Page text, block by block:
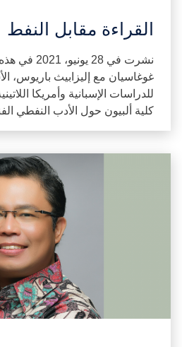
القراءة مقابل النفط
نشرت في 28
غوغاسيان مع إليزابيث باريوس،
للدراسات الإسبانية وأمريكا
كلية ألبيون حول الأدب النفطي